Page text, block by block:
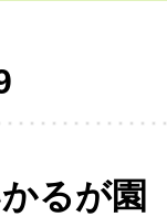
るが園